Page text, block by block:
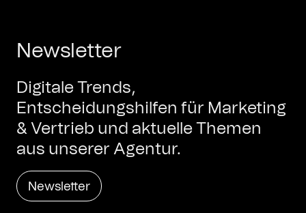
Newsletter
Digitale Trends,
Entscheidungshilfen für Marketing
& Vertrieb und aktuelle Themen
aus unserer Agentur.
Newsletter